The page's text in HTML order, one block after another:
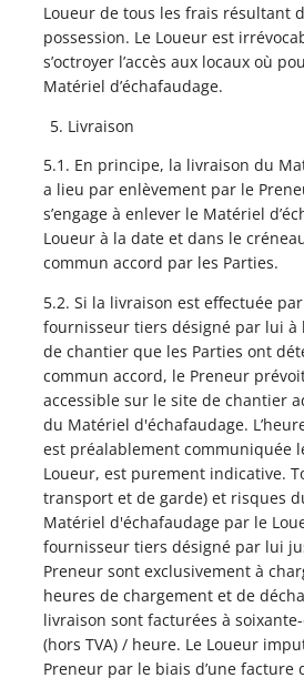
Loueur de tous les frais résultant
possession. Le Loueur est
s’octroyer l’accès aux locaux où
Matériel d’échafaudage.
Livraison
5.1. En principe, la livraison du
a lieu par enlèvement par le
s’engage à enlever le Matériel
Loueur à la date et dans le
commun accord par les Parties.
5.2. Si la livraison est effectuée
fournisseur tiers désigné par lui à
de chantier que les Parties ont
commun accord, le Preneur
accessible sur le site de chantier
du Matériel d'échafaudage.
est préalablement communiquée
Loueur, est purement indicative.
transport et de garde) et risques
Matériel d'échafaudage par le
fournisseur tiers désigné par lui
Preneur sont exclusivement à
heures de chargement et de
livraison sont facturées à soixante-
(hors TVA) / heure. Le Loueur
Preneur par le biais d’une facture